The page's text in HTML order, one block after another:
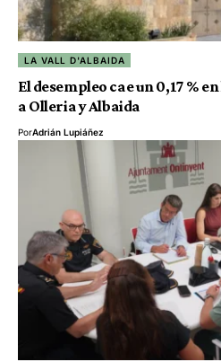
LA VALL D'ALBAIDA
El desempleo cae un 0,17 %
a Olleria y Albaida
PorAdrián Lupiáñez